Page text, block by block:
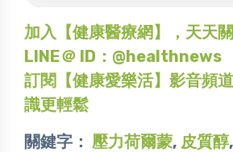
加入【健康醫療網】，天天
LINE＠ ID：@healthnews
訂閱【健康愛樂活】影音頻
識更輕鬆
關鍵字： 壓力荷爾蒙, 皮質醇,